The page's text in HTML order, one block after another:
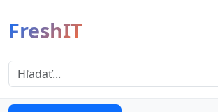
FreshIT